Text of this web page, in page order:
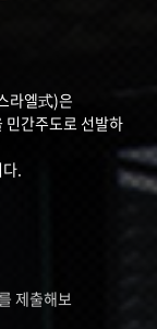
라엘式)은
민간주도로 선발하
.
제출해보